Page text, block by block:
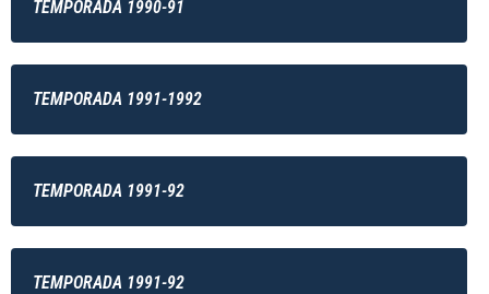
TEMPORADA 1990-91
TEMPORADA 1991-1992
TEMPORADA 1991-92
TEMPORADA 1991-92